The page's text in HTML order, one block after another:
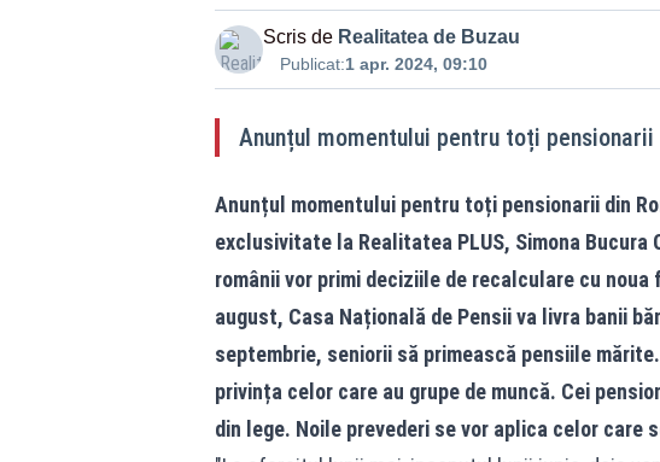
Scris de Realitatea de Buzau
Publicat:1 apr. 2024, 09:10
Anunțul momentului pentru toți
Anunțul momentului pentru toți pensionarii din
exclusivitate la Realitatea PLUS, Simona Bucura
românii vor primi deciziile de recalculare cu
august, Casa Națională de Pensii va livra banii
septembrie, seniorii să primească pensiile
privința celor care au grupe de muncă. Cei
din lege. Noile prevederi se vor aplica celor care